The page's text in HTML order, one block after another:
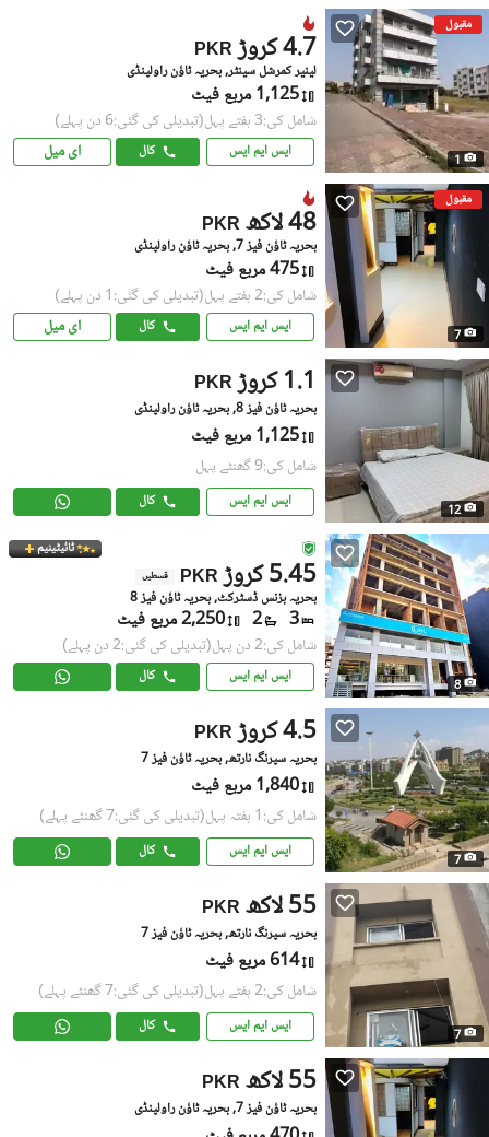
مقبول
1
PKR 4.7 کروڑ
لینیر کمرشل سینٹر, بحریہ ٹاؤن راولپنڈی
1,125 مربع فیٹ
شامل کی:3 ہفتے پہل (تبدیلی کی گئی:6 دن پہلے)
ایس ایم ایس کال ای میل
مقبول
7
PKR 48 لاکھ
بحریہ ٹاؤن فیز 7, بحریہ ٹاؤن راولپنڈی
475 مربع فیٹ
شامل کی:2 ہفتے پہل (تبدیلی کی گئی:1 دن پہلے)
ایس ایم ایس کال ای میل
12
PKR 1.1 کروڑ
بحریہ ٹاؤن فیز 8, بحریہ ٹاؤن راولپنڈی
1,125 مربع فیٹ
شامل کی:9 گھنٹے پہل
ایس ایم ایس کال
8
ٹائیٹینیم
PKR 5.45 کروڑ قسطیں
بحریہ بزنس ڈسٹرکٹ, بحریہ ٹاؤن فیز 8
3
2 2,250 مربع فیٹ
شامل کی:2 دن پہل (تبدیلی کی گئی:2 دن پہلے)
ایس ایم ایس کال
7
PKR 4.5 کروڑ
بحریہ سپرنگ نارتھ, بحریہ ٹاؤن فیز 7
1,840 مربع فیٹ
شامل کی:1 ہفتہ پہل (تبدیلی کی گئی:7 گھنٹے پہلے)
ایس ایم ایس کال
7
PKR 55 لاکھ
بحریہ سپرنگ نارتھ, بحریہ ٹاؤن فیز 7
614 مربع فیٹ
شامل کی:2 ہفتے پہل (تبدیلی کی گئی:7 گھنٹے پہلے)
ایس ایم ایس کال
PKR 55 لاکھ
بحریہ ٹاؤن فیز 7, بحریہ ٹاؤن راولپنڈی